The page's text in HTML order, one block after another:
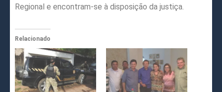
Regional e encontram-se à disposição da justiça.
Relacionado